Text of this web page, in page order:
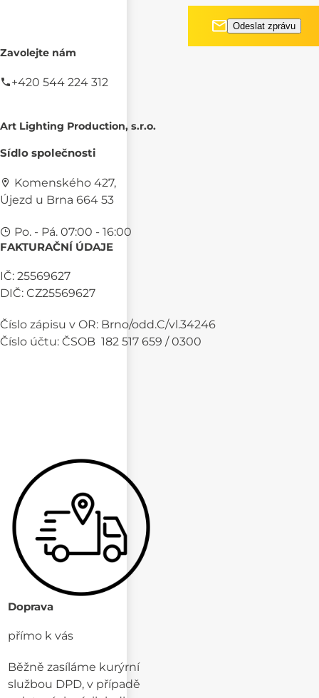
Zavolejte nám
+420 544 224 312
Art Lighting Production, s.r.o.
Sídlo společnosti
Komenského 427,
Újezd u Brna 664 53
Po. - Pá. 07:00 - 16:00
FAKTURAČNÍ ÚDAJE
IČ: 25569627
DIČ: CZ25569627
Číslo zápisu v OR: Brno/odd.C/vl.34246
Číslo účtu: ČSOB 182 517 659 / 0300
Doprava
přímo k vás
Běžně zasíláme kurýrní
službou DPD, v případě